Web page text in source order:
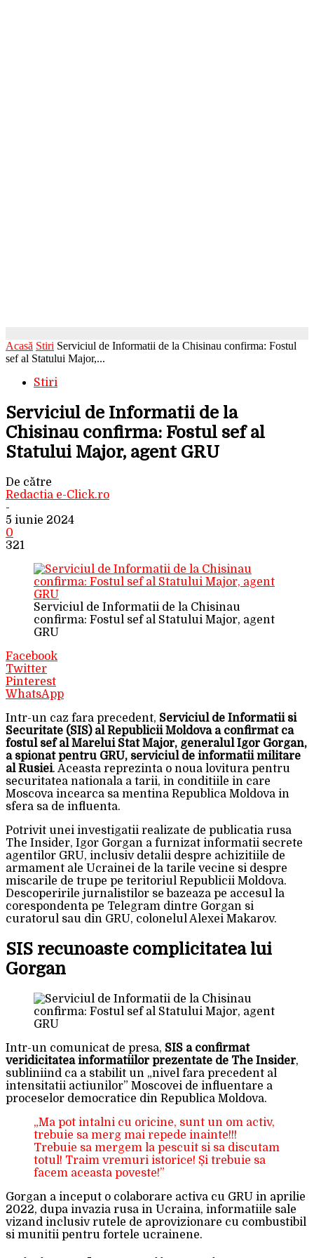
Acasă Stiri Serviciul de Informatii de la Chisinau confirma: Fostul
sef al Statului Major,...
Stiri
Serviciul de Informatii de la
Chisinau confirma: Fostul sef al
Statului Major, agent GRU
De către
Redactia e-Click.ro
-
5 iunie 2024
0
321
Serviciul de Informatii de la Chisinau
confirma: Fostul sef al Statului Major, agent
GRU
Facebook
Twitter
Pinterest
WhatsApp
Intr-un caz fara precedent, Serviciul de Informatii si
Securitate (SIS) al Republicii Moldova a confirmat ca
fostul sef al Marelui Stat Major, generalul Igor Gorgan,
a spionat pentru GRU, serviciul de informatii militare
al Rusiei. Aceasta reprezinta o noua lovitura pentru
securitatea nationala a tarii, in conditiile in care
Moscova incearca sa mentina Republica Moldova in
sfera sa de influenta.
Potrivit unei investigatii realizate de publicatia rusa
The Insider, Igor Gorgan a furnizat informatii secrete
agentilor GRU, inclusiv detalii despre achizitiile de
armament ale Ucrainei de la tarile vecine si despre
miscarile de trupe pe teritoriul Republicii Moldova.
Descoperirile jurnalistilor se bazeaza pe accesul la
corespondenta pe Telegram dintre Gorgan si
curatorul sau din GRU, colonelul Alexei Makarov.
SIS recunoaste complicitatea lui
Gorgan
Intr-un comunicat de presa, SIS a confirmat
veridicitatea informatiilor prezentate de The Insider,
subliniind ca a stabilit un „nivel fara precedent al
intensitatii actiunilor” Moscovei de influentare a
proceselor democratice din Republica Moldova.
„Ma pot intalni cu oricine, sunt un om activ,
trebuie sa merg mai repede inainte!!!
Trebuie sa mergem la pescuit si sa discutam
totul! Traim vremuri istorice! Și trebuie sa
facem aceasta poveste!”
Gorgan a inceput o colaborare activa cu GRU in aprilie
2022, dupa invazia rusa in Ucraina, informatiile sale
vizand inclusiv rutele de aprovizionare cu combustibil
si munitii pentru fortele ucrainene.